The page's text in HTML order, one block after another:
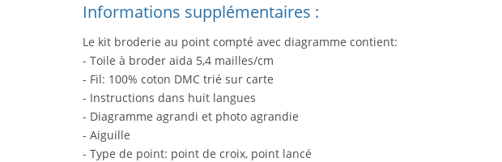
Informations supplémentaires :
Le kit broderie au point compté avec diagramme contient:
- Toile à broder aida 5,4 mailles/cm
- Fil: 100% coton DMC trié sur carte
- Instructions dans huit langues
- Diagramme agrandi et photo agrandie
- Aiguille
- Type de point: point de croix, point lancé